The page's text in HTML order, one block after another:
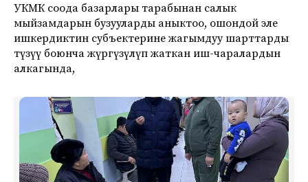
УКМК соода базарлары тарабынан салык
мыйзамдарын бузууларды аныктоо, ошондой эле
ишкердиктин субъектерине жагымдуу шарттарды
түзүү боюнча жүргүзүлүп жаткан иш-чаралардын
алкагында,